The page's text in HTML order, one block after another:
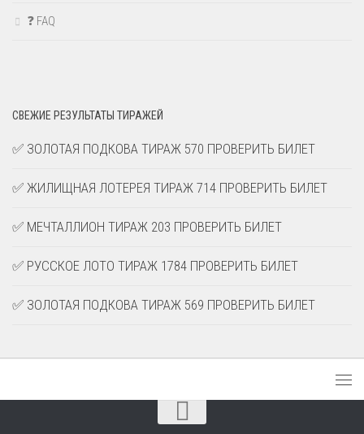
❓ FAQ
СВЕЖИЕ РЕЗУЛЬТАТЫ ТИРАЖЕЙ
✅ ЗОЛОТАЯ ПОДКОВА ТИРАЖ 570 ПРОВЕРИТЬ БИЛЕТ
✅ ЖИЛИЩНАЯ ЛОТЕРЕЯ ТИРАЖ 714 ПРОВЕРИТЬ БИЛЕТ
✅ МЕЧТАЛЛИОН ТИРАЖ 203 ПРОВЕРИТЬ БИЛЕТ
✅ РУССКОЕ ЛОТО ТИРАЖ 1784 ПРОВЕРИТЬ БИЛЕТ
✅ ЗОЛОТАЯ ПОДКОВА ТИРАЖ 569 ПРОВЕРИТЬ БИЛЕТ